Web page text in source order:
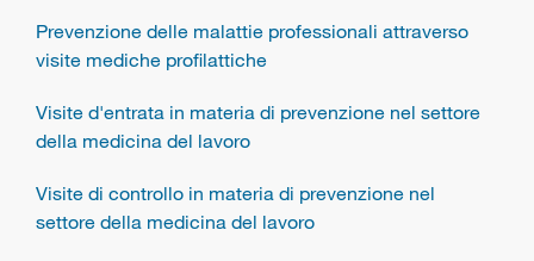
Prevenzione delle malattie professionali attraverso
visite mediche profilattiche
Visite d'entrata in materia di prevenzione nel settore
della medicina del lavoro
Visite di controllo in materia di prevenzione nel
settore della medicina del lavoro